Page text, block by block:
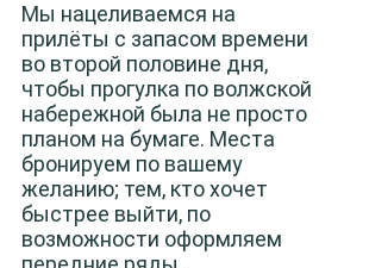
Мы нацеливаемся на
прилёты с запасом времени
во второй половине дня,
чтобы прогулка по волжской
набережной была не просто
планом на бумаге. Места
бронируем по вашему
желанию; тем, кто хочет
быстрее выйти, по
возможности оформляем